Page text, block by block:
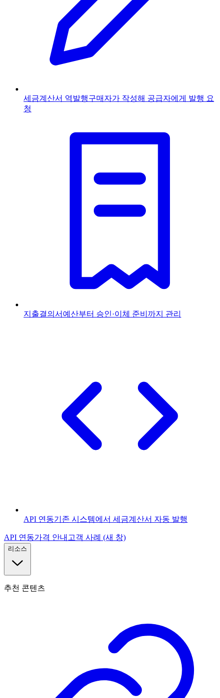
세금계산서 역발행구매자가 작성해 공급자에게 발행 요
청
지출결의서 예산부터 승인·이체 준비까지 관리
API 연동기존 시스템에서 세금계산서 자동 발행
API 연동가격 안내 고객 사례 (새 창)
리소스
추천 콘텐츠